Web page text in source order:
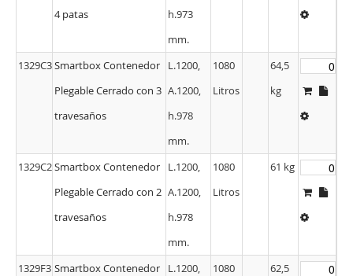
4 patas
h.973
mm.
1329C3Smartbox Contenedor
Plegable Cerrado con 3
travesaños
L.1200,
A.1200,
h.978
mm.
1080
Litros
64,5
kg
1329C2Smartbox Contenedor
Plegable Cerrado con 2
travesaños
L.1200,
A.1200,
h.978
mm.
1080
Litros
61 kg
1329F3 Smartbox Contenedor
L.1200,
1080
62,5